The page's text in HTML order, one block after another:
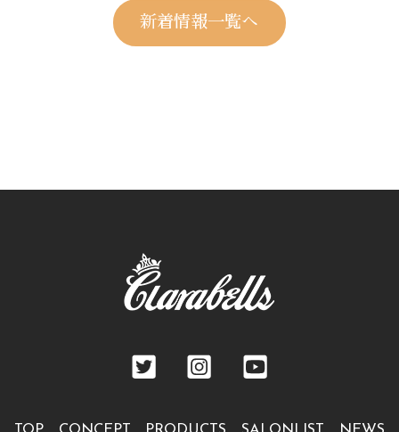
新着情報一覧へ